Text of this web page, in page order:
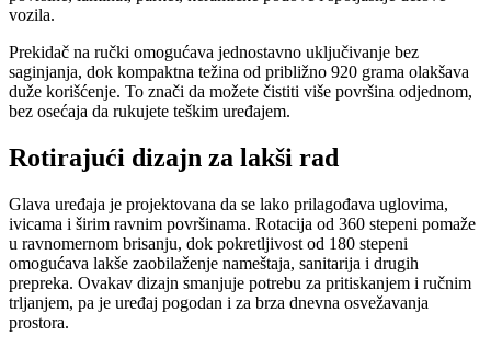
vozila.
Prekidač na ručki omogućava jednostavno uključivanje bez
saginjanja, dok kompaktna težina od približno 920 grama olakšava
duže korišćenje. To znači da možete čistiti više površina odjednom,
bez osećaja da rukujete teškim uređajem.
Rotirajući dizajn za lakši rad
Glava uređaja je projektovana da se lako prilagođava uglovima,
ivicama i širim ravnim površinama. Rotacija od 360 stepeni pomaže
u ravnomernom brisanju, dok pokretljivost od 180 stepeni
omogućava lakše zaobilaženje nameštaja, sanitarija i drugih
prepreka. Ovakav dizajn smanjuje potrebu za pritiskanjem i ručnim
trljanjem, pa je uređaj pogodan i za brza dnevna osvežavanja
prostora.